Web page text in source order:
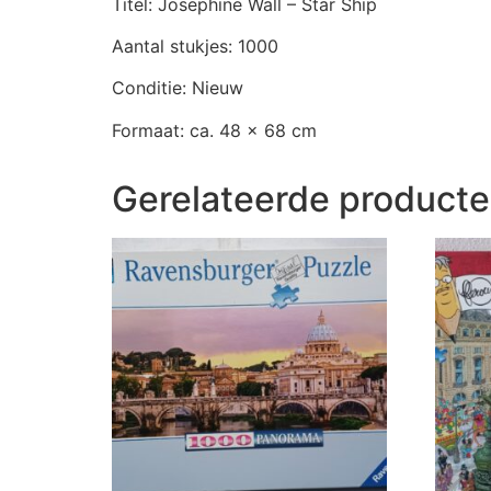
Aantal stukjes: 1000
Conditie: Nieuw
Formaat: ca. 48 x 68 cm
Gerelateerde